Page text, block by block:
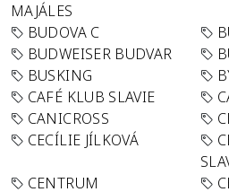
MAJÁLES
BUDOVA C
BUDWEISER BUDVAR
BUSKING
CAFÉ KLUB SLAVIE
CANICROSS
CECÍLIE JÍLKOVÁ
CENTRUM